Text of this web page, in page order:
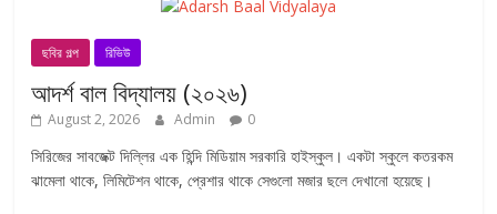
ছবির গল্প রিভিউ
আদর্শ বাল বিদ্যালয় (২০২৬)
August 2, 2026 Admin 0
সিরিজের সাবজেক্ট দিল্লির এক হিন্দি মিডিয়াম সরকারি হাইস্কুল। একটা স্কুলে কতরকম
ঝামেলা থাকে, লিমিটেশন থাকে, প্রেশার থাকে সেগুলো মজার ছলে দেখানো হয়েছে।